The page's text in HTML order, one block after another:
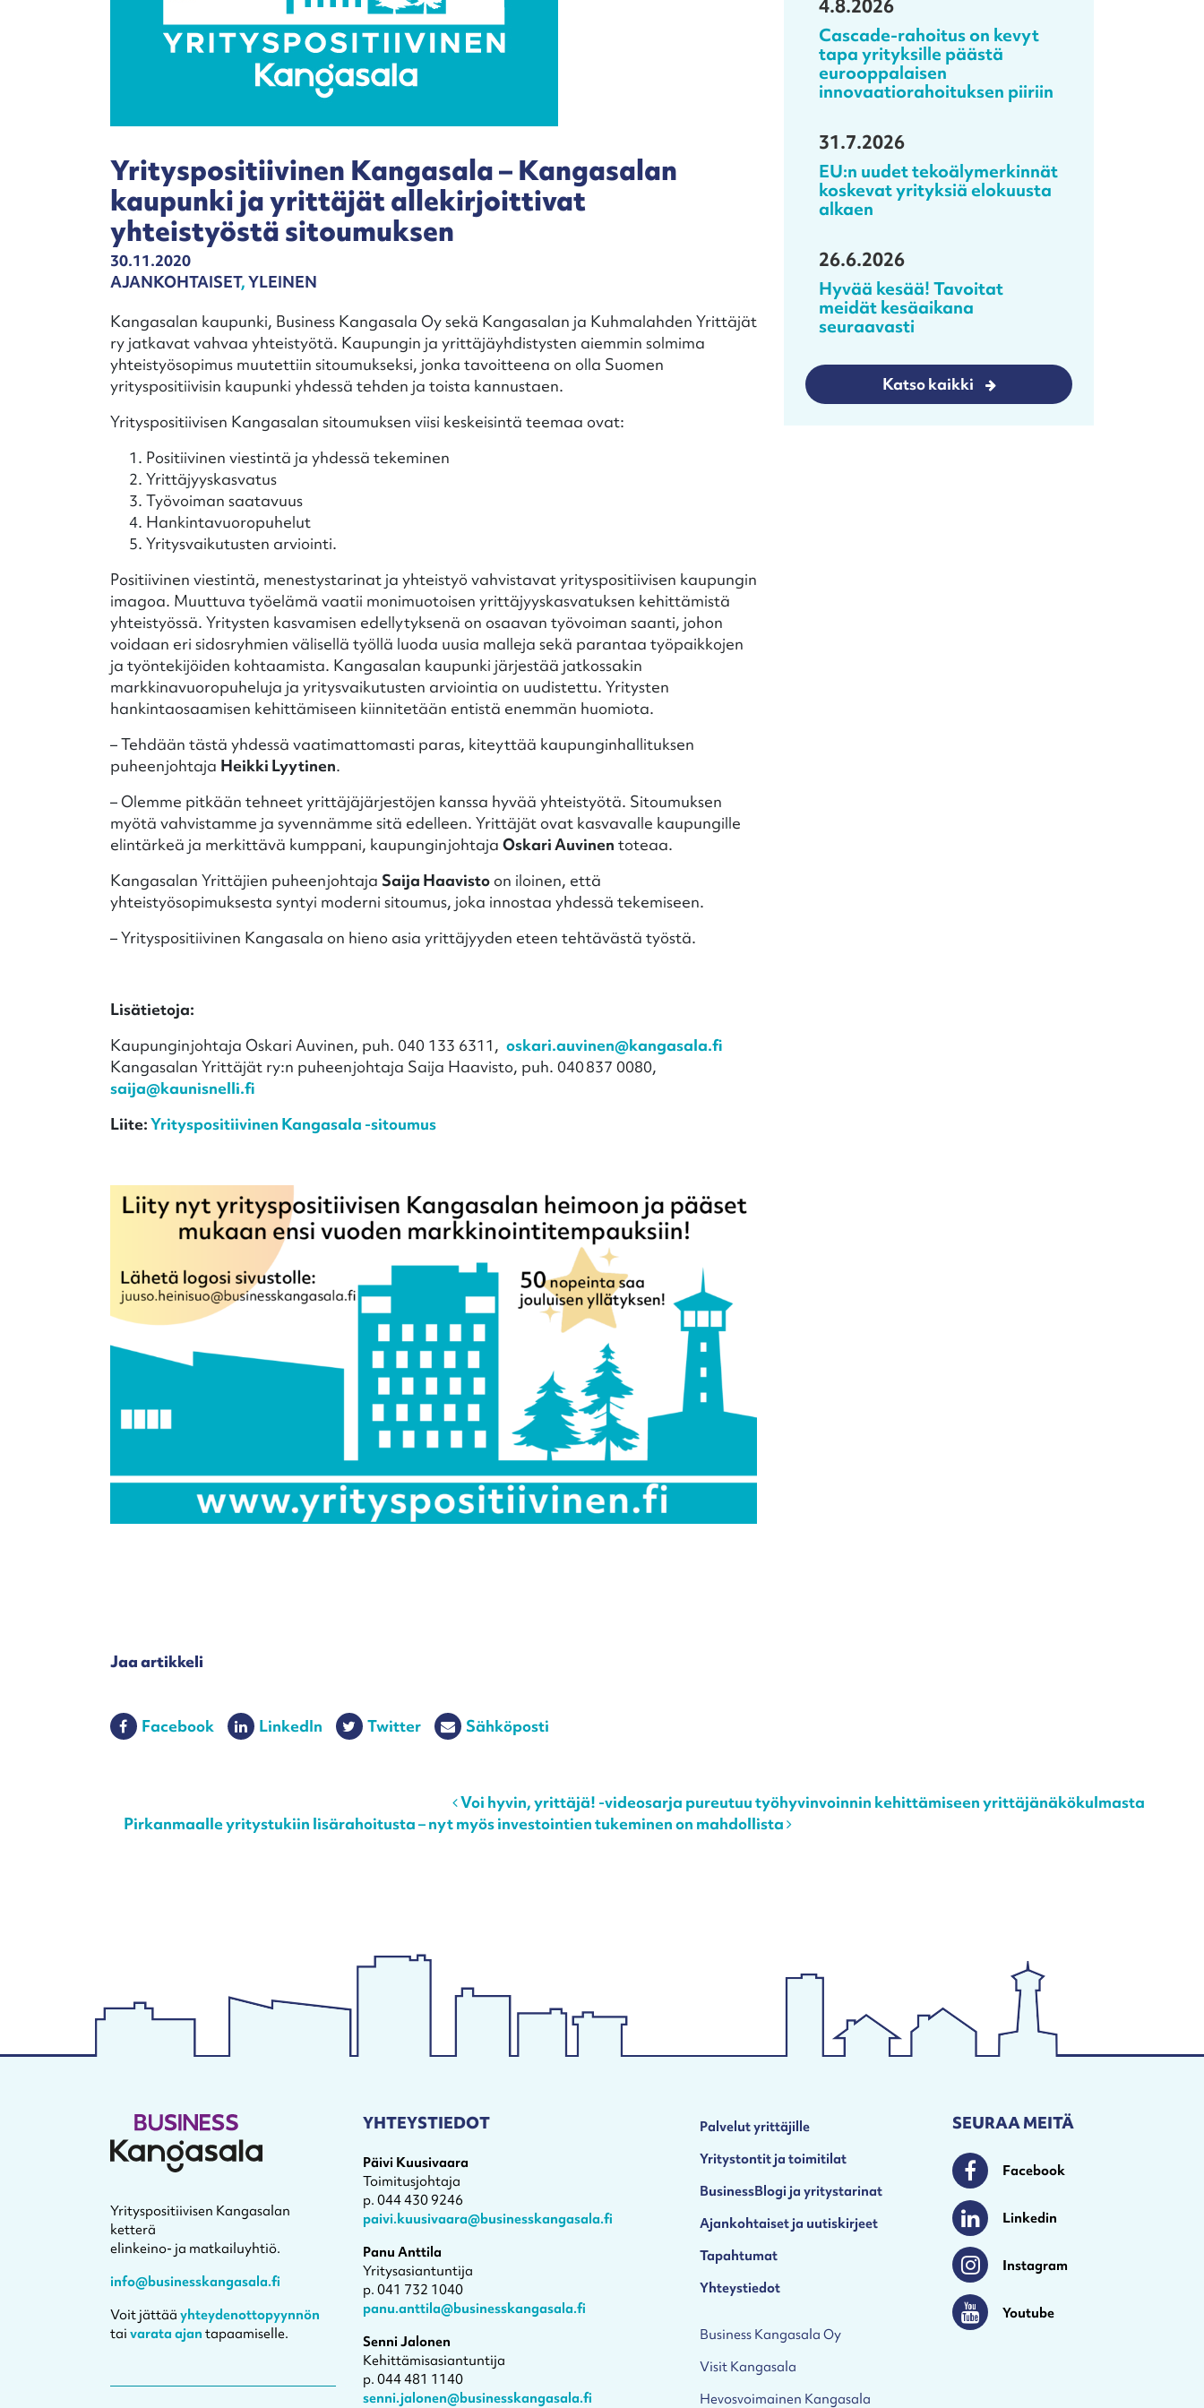
Yrityspositiivinen Kangasala – Kangasalan
kaupunki ja yrittäjät allekirjoittivat
yhteistyöstä sitoumuksen
30.11.2020
AJANKOHTAISET,YLEINEN
Kangasalan kaupunki, Business Kangasala Oy sekä Kangasalan ja Kuhmalahden Yrittäjät
ry jatkavat vahvaa yhteistyötä. Kaupungin ja yrittäjäyhdistysten aiemmin solmima
yhteistyösopimus muutettiin sitoumukseksi, jonka tavoitteena on olla Suomen
yrityspositiivisin kaupunki yhdessä tehden ja toista kannustaen.
Yrityspositiivisen Kangasalan sitoumuksen viisi keskeisintä teemaa ovat:
Positiivinen viestintä ja yhdessä tekeminen
Yrittäjyyskasvatus
Työvoiman saatavuus
Hankintavuoropuhelut
Yritysvaikutusten arviointi.
Positiivinen viestintä, menestystarinat ja yhteistyö vahvistavat yrityspositiivisen kaupungin
imagoa. Muuttuva työelämä vaatii monimuotoisen yrittäjyyskasvatuksen kehittämistä
yhteistyössä. Yritysten kasvamisen edellytyksenä on osaavan työvoiman saanti, johon
voidaan eri sidosryhmien välisellä työllä luoda uusia malleja sekä parantaa työpaikkojen
ja työntekijöiden kohtaamista. Kangasalan kaupunki järjestää jatkossakin
markkinavuoropuheluja ja yritysvaikutusten arviointia on uudistettu. Yritysten
hankintaosaamisen kehittämiseen kiinnitetään entistä enemmän huomiota.
– Tehdään tästä yhdessä vaatimattomasti paras, kiteyttää kaupunginhallituksen
puheenjohtaja Heikki Lyytinen.
– Olemme pitkään tehneet yrittäjäjärjestöjen kanssa hyvää yhteistyötä. Sitoumuksen
myötä vahvistamme ja syvennämme sitä edelleen. Yrittäjät ovat kasvavalle kaupungille
elintärkeä ja merkittävä kumppani, kaupunginjohtaja Oskari Auvinen toteaa.
Kangasalan Yrittäjien puheenjohtaja Saija Haavistoon iloinen, että
yhteistyösopimuksesta syntyi moderni sitoumus, joka innostaa yhdessä tekemiseen.
– Yrityspositiivinen Kangasala on hieno asia yrittäjyyden eteen tehtävästä työstä.
Lisätietoja:
Kaupunginjohtaja Oskari Auvinen, puh. 040 133 6311, oskari.auvinen@kangasala.fi
Kangasalan Yrittäjät ry:n puheenjohtaja Saija Haavisto, puh. 040 837 0080,
saija@kaunisnelli.fi
Liite:Yrityspositiivinen Kangasala -sitoumus
Jaa artikkeli
Facebook LinkedIn Twitter Sähköposti
Post navigation
Voi hyvin, yrittäjä! -videosarja pureutuu työhyvinvoinnin kehittämiseen yrittäjänäkökulmasta
Pirkanmaalle yritystukiin lisärahoitusta – nyt myös investointien tukeminen on mahdollista
4.8.2026
Cascade-rahoitus on kevyt
tapa yrityksille päästä
eurooppalaisen
innovaatiorahoituksen piiriin
31.7.2026
EU:n uudet tekoälymerkinnät
koskevat yrityksiä elokuusta
alkaen
26.6.2026
Hyvää kesää! Tavoitat
meidät kesäaikana
seuraavasti
Katso kaikki
Yrityspositiivisen Kangasalan
ketterä
elinkeino- ja matkailuyhtiö.
info@businesskangasala.fi
Voit jättääyhteydenottopyynnön
taivarata ajantapaamiselle.
YHTEYSTIEDOT
Päivi Kuusivaara
Toimitusjohtaja
p. 044 430 9246
paivi.kuusivaara@businesskangasala.fi
Panu Anttila
Yritysasiantuntija
p. 041 732 1040
panu.anttila@businesskangasala.fi
Senni Jalonen
Kehittämisasiantuntija
p. 044 481 1140
senni.jalonen@businesskangasala.fi
Palvelut yrittäjille
Yritystontit ja toimitilat
BusinessBlogi ja yritystarinat
Ajankohtaiset ja uutiskirjeet
Tapahtumat
Yhteystiedot
Business Kangasala Oy
Visit Kangasala
Hevosvoimainen Kangasala
SEURAA MEITÄ
FacebookFacebook
LinkedinLinkedin
InstagramInstagram
Youtube Youtube